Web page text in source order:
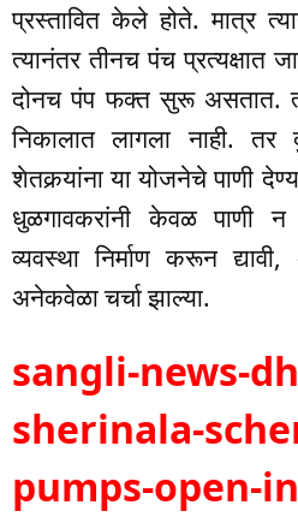
प्रस्तावित केले होते. मात्र
त्यानंतर तीनच पंच प्रत्यक्षात
दोनच पंप फक्त सुरू असतात.
निकालात लागला नाही.
शेतकर्‍यांना या योजनेचे पाणी
धुळगावकरांनी केवळ पाणी न
व्यवस्था निर्माण करून
अनेकवेळा चर्चा झाल्या.
sangli-news-
sherinala-
pumps-open-